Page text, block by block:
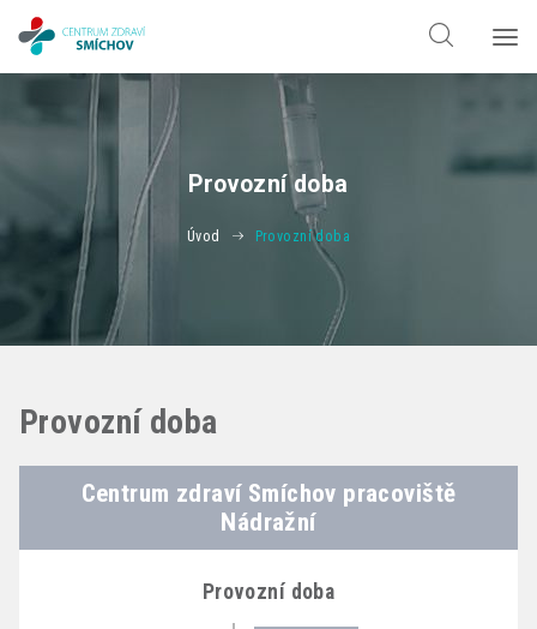
Provozní doba
Úvod Provozní doba
Provozní doba
Centrum zdraví Smíchov pracoviště
Nádražní
Provozní doba